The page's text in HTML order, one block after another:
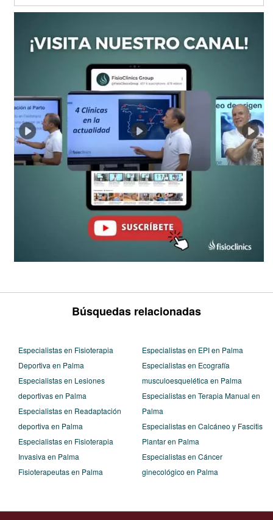
Búsquedas relacionadas
Especialistas en Fisioterapia
Deportiva en Palma
Especialistas en Lesiones
deportivas en Palma
Especialistas en Readaptación
deportiva en Palma
Especialistas en Fisioterapia
Invasiva en Palma
Fisioterapeutas en Palma
Especialistas en EPI en Palma
Especialistas en Ecografía
musculoesquelética en Palma
Especialistas en Terapia Manual en
Palma
Especialistas en Calcáneo y Fascitis
Plantar en Palma
Especialistas en Cáncer
ginecológico en Palma